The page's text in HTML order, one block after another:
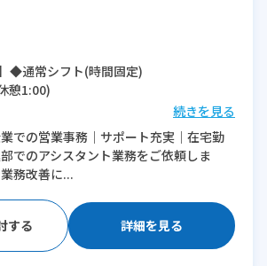
◆通常シフト(時間固定)
憩1:00)
時間程度/月
続きを見る
での営業事務｜サポート充実｜在宅勤
でのアシスタント業務をご依頼しま
務改善に...
詳細を見る